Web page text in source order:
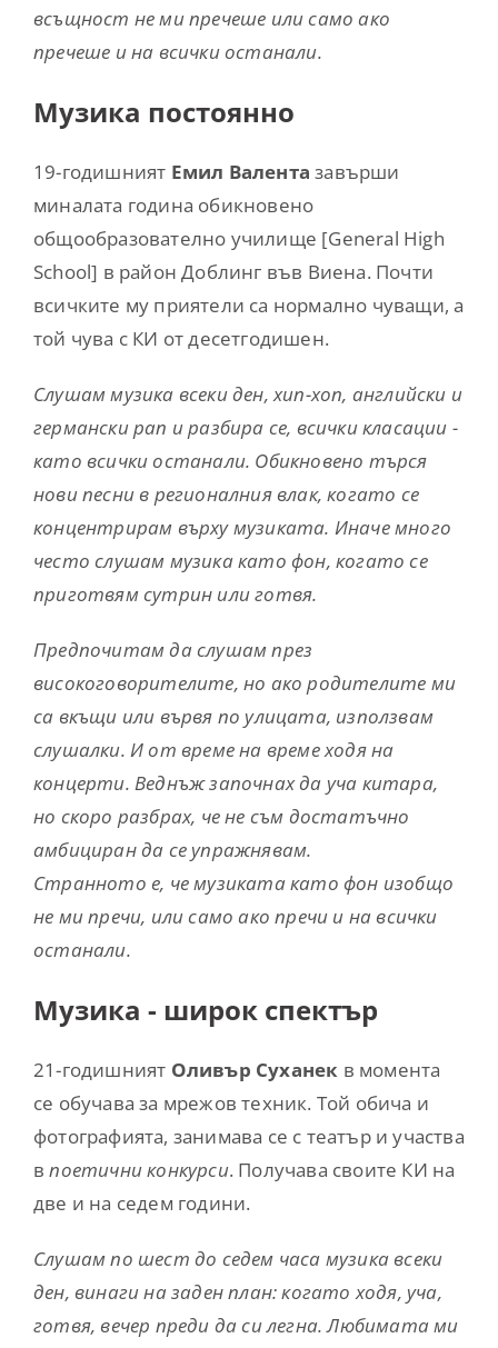
всъщност не ми пречеше или само ако
пречеше и на всички останали.
Музика постоянно
19-годишният Емил Валента завърши
миналата година обикновено
общообразователно училище [General High
School] в район Доблинг във Виена. Почти
всичките му приятели са нормално чуващи, а
той чува с КИ от десетгодишен.
Слушам музика всеки ден, хип-хоп, английски и
германски рап и разбира се, всички класации -
като всички останали. Обикновено търся
нови песни в регионалния влак, когато се
концентрирам върху музиката. Иначе много
често слушам музика като фон, когато се
приготвям сутрин или готвя.
Предпочитам да слушам през
високоговорителите, но ако родителите ми
са вкъщи или вървя по улицата, използвам
слушалки. И от време на време ходя на
концерти. Веднъж започнах да уча китара,
но скоро разбрах, че не съм достатъчно
амбициран да се упражнявам.
Странното е, че музиката като фон изобщо
не ми пречи, или само ако пречи и на всички
останали.
Музика - широк спектър
21-годишният Оливър Суханек в момента
се обучава за мрежов техник. Той обича и
фотографията, занимава се с театър и участва
впоетични конкурси. Получава своите КИ на
две и на седем години.
Слушам по шест до седем часа музика всеки
ден, винаги на заден план: когато ходя, уча,
готвя, вечер преди да си легна. Любимата ми